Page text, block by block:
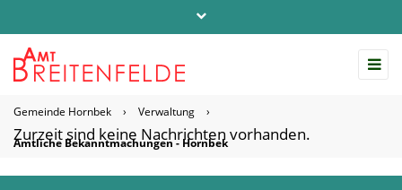
info@amt-breitenfelde.de
Startseite Amt Breitenfelde
Gemeinde Hornbek › Verwaltung ›
Amtliche Bekanntmachungen - Hornbek
Zurzeit sind keine Nachrichten vorhanden.